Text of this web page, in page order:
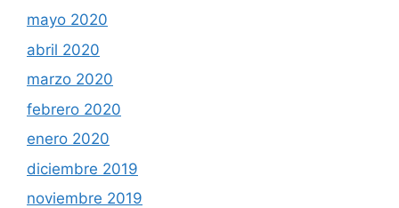
mayo 2020
abril 2020
marzo 2020
febrero 2020
enero 2020
diciembre 2019
noviembre 2019